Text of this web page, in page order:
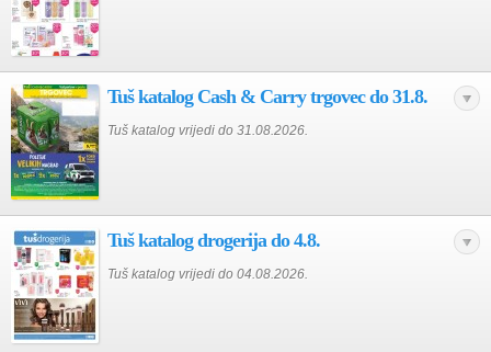
Tuš katalog Cash & Carry trgovec do 31.8.
Tuš katalog vrijedi do 31.08.2026.
Tuš katalog drogerija do 4.8.
Tuš katalog vrijedi do 04.08.2026.